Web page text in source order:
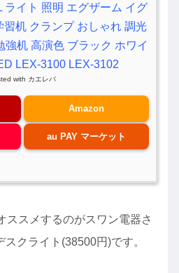
ライト 照明 エグザーム イグ
机 クランプ おしゃれ 調光
強机 高演色 ブラック ホワイ
LEX-3100 LEX-3102
with カエレバ
Amazon
au PAY マーケット
ススメするのがスワン電器さ
クライト(38500円)です。